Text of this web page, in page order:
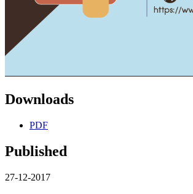
Downloads
PDF
Published
27-12-2017